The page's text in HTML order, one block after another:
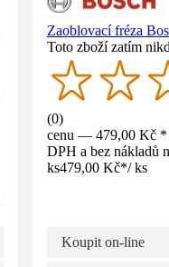
Zaoblovací fréza
Toto zboží zatím
(0)
cenu — 479,00 Kč *
DPH a bez nákladů
ks479,00 Kč*/ ks
Koupit on-line